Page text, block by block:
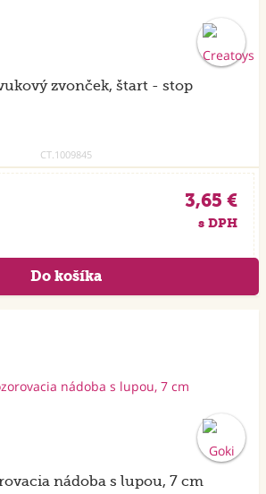
zvonček, štart - stop
CT.1009845
3,65 €
s DPH
nádoba s lupou, 7 cm